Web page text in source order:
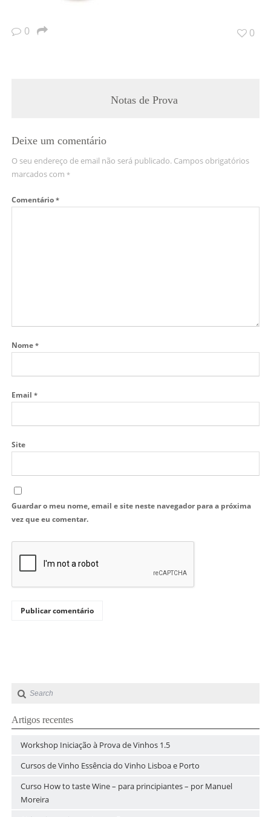
0 0
Notas de Prova
Deixe um comentário
O seu endereço de email não será publicado. Campos obrigatórios
marcados com *
Comentário *
Nome *
Email *
Site
Guardar o meu nome, email e site neste navegador para a próxima
vez que eu comentar.
Artigos recentes
Workshop Iniciação à Prova de Vinhos 1.5
Cursos de Vinho Essência do Vinho Lisboa e Porto
Curso How to taste Wine – para principiantes – por Manuel
Moreira